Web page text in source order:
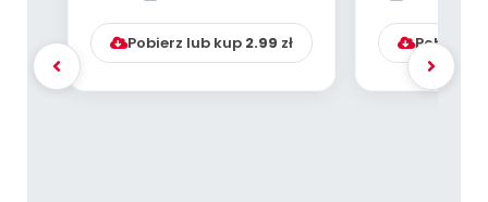
Pobierz lub kup 2.99 zł Pobierz